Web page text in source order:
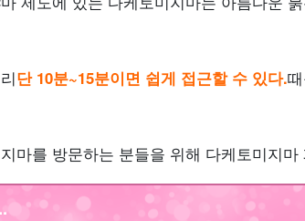
단 10분~15분이면 쉽게 접근할 수 있다.
마를 방문하는 분들을 위해 다케토미지